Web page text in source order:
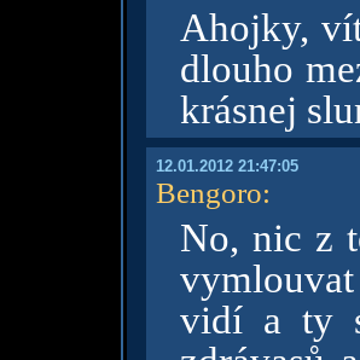
Ahojky,
dlouho
krásnej
12.01.2012 21:47:05
Bengoro:
No, nic z
vidí a ty